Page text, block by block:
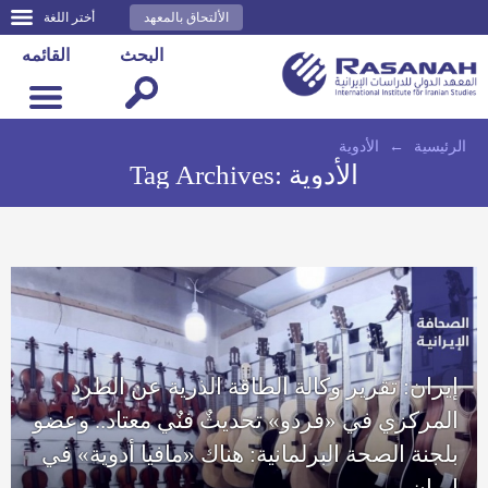
أختر اللغة الألتحاق بالمعهد
القائمه البحث
الرئيسية ← الأدوية
Tag Archives: الأدوية
إيران: تقرير وكالة الطاقة الذرية عن الطرد
المركزي في «فردو» تحديثٌ فنٌي معتاد.. وعضو
بلجنة الصحة البرلمانية: هناك «مافيا أدوية» في